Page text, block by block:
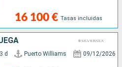
16 100 € Tasas incluidas
d Puerto Williams 09/12/2026